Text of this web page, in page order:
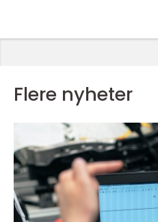
Flere nyheter